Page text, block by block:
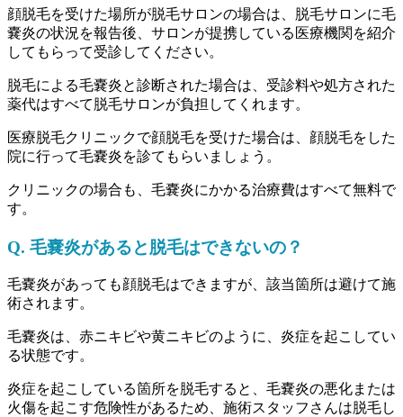
顔脱毛を受けた場所が脱毛サロンの場合は、脱毛サロンに毛
嚢炎の状況を報告後、サロンが提携している医療機関を紹介
してもらって受診してください。
脱毛による毛嚢炎と診断された場合は、受診料や処方された
薬代はすべて脱毛サロンが負担してくれます。
医療脱毛クリニックで顔脱毛を受けた場合は、顔脱毛をした
院に行って毛嚢炎を診てもらいましょう。
クリニックの場合も、毛嚢炎にかかる治療費はすべて無料で
す。
Q. 毛嚢炎があると脱毛はできないの？
毛嚢炎があっても顔脱毛はできますが、該当箇所は避けて施
術されます。
毛嚢炎は、赤ニキビや黄ニキビのように、炎症を起こしてい
る状態です。
炎症を起こしている箇所を脱毛すると、毛嚢炎の悪化または
火傷を起こす危険性があるため、施術スタッフさんは脱毛し